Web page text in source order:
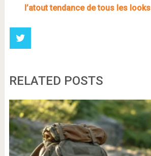
l’atout tendance de tous les looks
RELATED POSTS